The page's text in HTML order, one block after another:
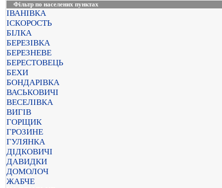
Фільтр по населених пунктах
ІВАНІВКА
ІСКОРОСТЬ
БІЛКА
БЕРЕЗІВКА
БЕРЕЗНЕВЕ
БЕРЕСТОВЕЦЬ
БЕХИ
БОНДАРІВКА
ВАСЬКОВИЧІ
ВЕСЕЛІВКА
ВИГІВ
ГОРЩИК
ГРОЗИНЕ
ГУЛЯНКА
ДІДКОВИЧІ
ДАВИДКИ
ДОМОЛОЧ
ЖАБЧЕ